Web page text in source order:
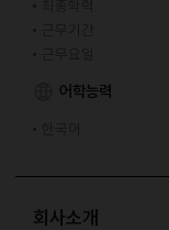
어학능력
회사소개